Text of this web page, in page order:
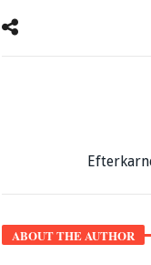
ABOUT THE AUTHOR